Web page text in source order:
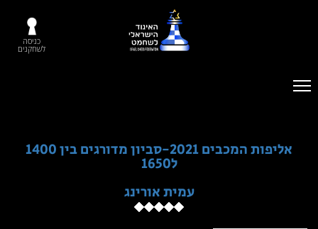
כניסה
לשחקנים
אליפות המכבים 2021-סביון מדורגים בין 1400
ל1650
עמית אורינג